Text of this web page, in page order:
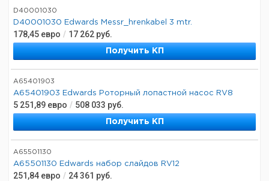
D40001030
D40001030 Edwards Messr_hrenkabel 3 mtr.
178,45 евро / 17 262 руб.
Получить КП
A65401903
A65401903 Edwards Роторный лопастной насос RV8
5 251,89 евро / 508 033 руб.
Получить КП
A65501130
A65501130 Edwards набор слайдов RV12
251,84 евро / 24 361 руб.